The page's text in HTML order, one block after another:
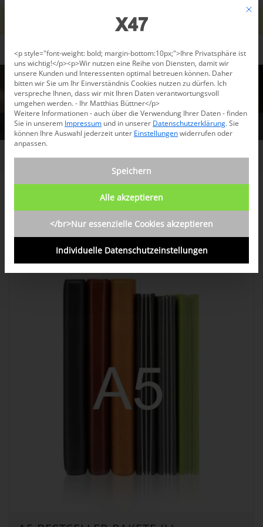
X47@X47.com
/ Shop
KOMPLETTE PAKETE
Mit
Datenschutzeinstellungen
<p style="font-weight: bold; margin-bottom:10px;">Ihre Privatsphäre ist
uns wichtig!</p><p>Wir nutzen eine Reihe von Diensten, damit wir
unsere Kunden und Interessenten optimal betreuen können. Daher
bitten wir Sie um Ihr Einverständnis Cookies nutzen zu dürfen. Ich
verspreche Ihnen, dass wir mit Ihren Daten verantwortungsvoll
umgehen werden. - Ihr Matthias Büttner</p>
Weitere Informationen - auch über die Verwendung Ihrer Daten - finden
Sie in unserem Impressum und in unserer Datenschutzerklärung.Sie
können Ihre Auswahl jederzeit unter Einstellungenwiderrufen oder
anpassen.
Speichern
Alle akzeptieren
</br>Nur essenzielle Cookies akzeptieren
Individuelle Datenschutzeinstellungen